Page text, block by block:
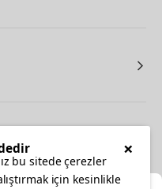
×
bu sitede çerezler
için kesinlikle